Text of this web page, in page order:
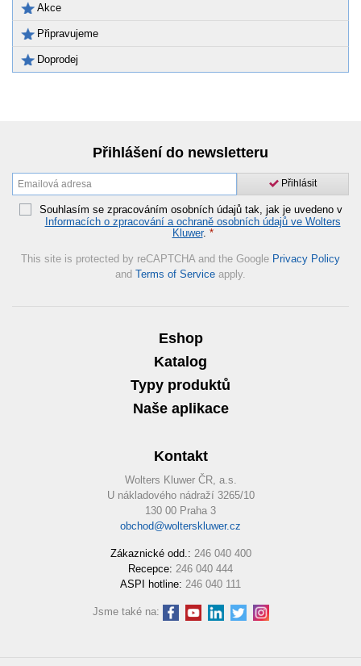
Akce
Připravujeme
Doprodej
Přihlášení do newsletteru
Přihlásit
Souhlasím se zpracováním osobních údajů tak, jak je uvedeno v
Informacích o zpracování a ochraně osobních údajů ve Wolters
Kluwer. *
This site is protected by reCAPTCHA and the Google Privacy Policy
and Terms of Service apply.
Eshop
Katalog
Typy produktů
Naše aplikace
Kontakt
Wolters Kluwer ČR, a.s.
U nákladového nádraží 3265/10
130 00 Praha 3
obchod@wolterskluwer.cz
Zákaznické odd.: 246 040 400
Recepce: 246 040 444
ASPI hotline: 246 040 111
Jsme také na: